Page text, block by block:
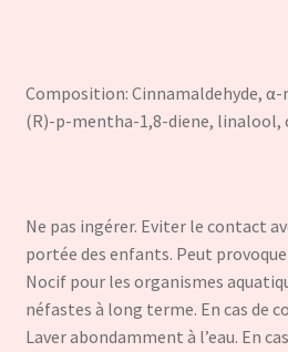
Composition: Cinnamaldehyde,
(R)-p-mentha-1,8-diene, linalool,
Ne pas ingérer. Eviter le contact
portée des enfants. Peut
Nocif pour les organismes
néfastes à long terme. En cas de
Laver abondamment à l’eau. En